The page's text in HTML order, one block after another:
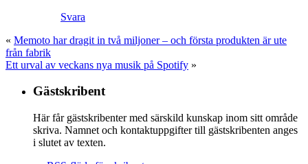
Svara
« Memoto har dragit in två miljoner – och första produkten är ute
från fabrik
Ett urval av veckans nya musik på Spotify »
Gästskribent
Här får gästskribenter med särskild kunskap inom sitt område
skriva. Namnet och kontaktuppgifter till gästskribenten anges
i slutet av texten.